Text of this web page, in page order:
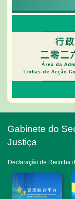
Gabinete do
Justiça
Declaração de Recolha